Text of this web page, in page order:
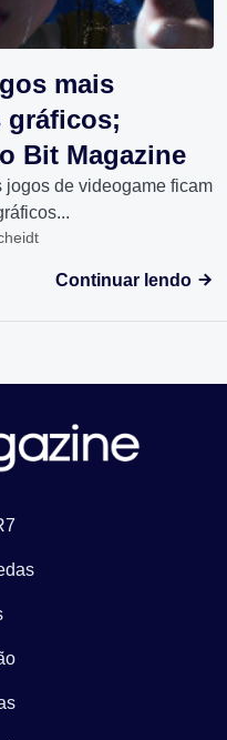
mais
gráficos;
Bit Magazine
de videogame ficam
Continuar lendo